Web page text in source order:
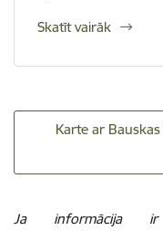
Skatīt vairāk
Karte ar
Ja informācija ir